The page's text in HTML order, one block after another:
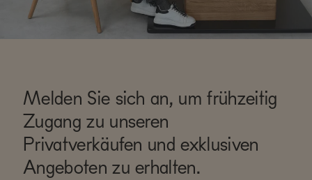
Melden Sie sich an, um frühzeitig
Zugang zu unseren
Privatverkäufen und exklusiven
Angeboten zu erhalten.